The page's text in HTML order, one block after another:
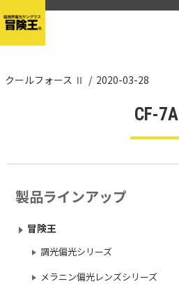
クールフォース Ⅱ / 2020-03-28
CF-7A
製品ラインアップ
冒険王
調光偏光シリーズ
メラニン偏光レンズシリーズ